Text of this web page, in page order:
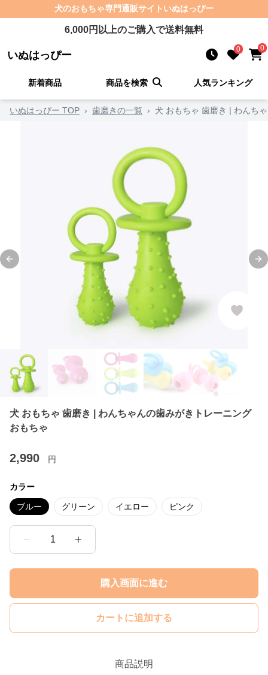
犬のおもちゃ専門通販サイト いぬはっぴー
6,000円以上のご購入で送料無料
いぬはっぴー 0 0
新着商品 商品を検索 人気ランキング
いぬはっぴー TOP › 歯磨きの一覧 › 犬 おもちゃ 歯磨き | わんち
Previous slide
犬 おもちゃ 歯磨き | わんちゃんの歯みがきトレーニング
おもちゃ
2,990 円
カラー
ブルー グリーン イエロー ピンク
1
購入画面に進む
カートに追加する
商品説明